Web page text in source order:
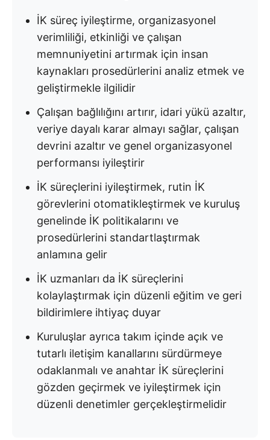
İK süreç iyileştirme, organizasyonel
verimliliği, etkinliği ve çalışan
memnuniyetini artırmak için insan
kaynakları prosedürlerini analiz etmek ve
geliştirmekle ilgilidir
Çalışan bağlılığını artırır, idari yükü azaltır,
veriye dayalı karar almayı sağlar, çalışan
devrini azaltır ve genel organizasyonel
performansı iyileştirir
İK süreçlerini iyileştirmek, rutin İK
görevlerini otomatikleştirmek ve kuruluş
genelinde İK politikalarını ve
prosedürlerini standartlaştırmak
anlamına gelir
İK uzmanları da İK süreçlerini
kolaylaştırmak için düzenli eğitim ve geri
bildirimlere ihtiyaç duyar
Kuruluşlar ayrıca takım içinde açık ve
tutarlı iletişim kanallarını sürdürmeye
odaklanmalı ve anahtar İK süreçlerini
gözden geçirmek ve iyileştirmek için
düzenli denetimler gerçekleştirmelidir